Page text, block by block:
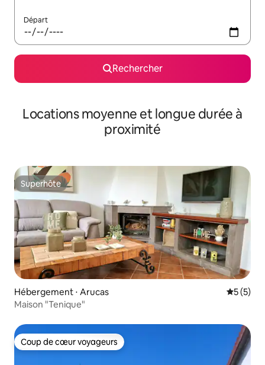
Départ
Rechercher
Locations moyenne et longue durée à
proximité
Superhôte
Superhôte
Hébergement ⋅ Arucas
5 (5)
Maison "Tenique"
Coup de cœur voyageurs
Coup de cœur voyageurs